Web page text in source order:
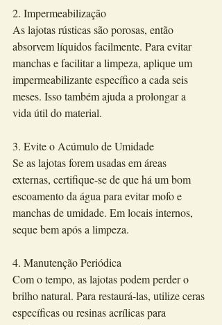
2. Impermeabilização
As lajotas rústicas são porosas, então
absorvem líquidos facilmente. Para evitar
manchas e facilitar a limpeza, aplique um
impermeabilizante específico a cada seis
meses. Isso também ajuda a prolongar a
vida útil do material.
3. Evite o Acúmulo de Umidade
Se as lajotas forem usadas em áreas
externas, certifique-se de que há um bom
escoamento da água para evitar mofo e
manchas de umidade. Em locais internos,
seque bem após a limpeza.
4. Manutenção Periódica
Com o tempo, as lajotas podem perder o
brilho natural. Para restaurá-las, utilize ceras
específicas ou resinas acrílicas para